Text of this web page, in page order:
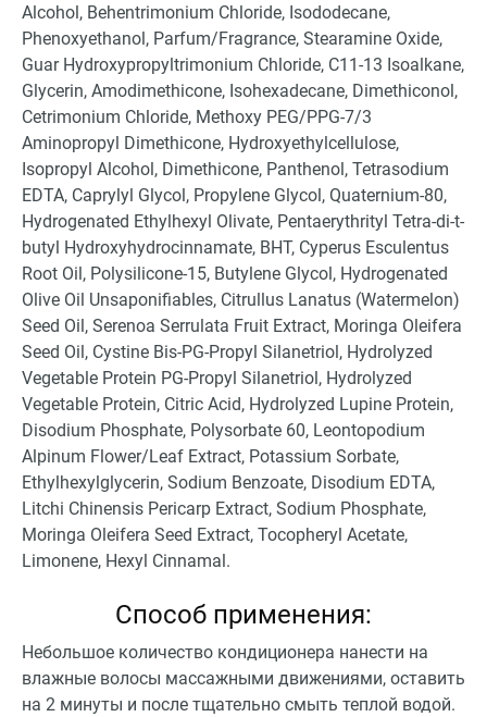
Alcohol, Behentrimonium Chloride, Isododecane,
Phenoxyethanol, Parfum/Fragrance, Stearamine Oxide,
Guar Hydroxypropyltrimonium Chloride, C11-13 Isoalkane,
Glycerin, Amodimethicone, Isohexadecane, Dimethiconol,
Cetrimonium Chloride, Methoxy PEG/PPG-7/3
Aminopropyl Dimethicone, Hydroxyethylcellulose,
Isopropyl Alcohol, Dimethicone, Panthenol, Tetrasodium
EDTA, Caprylyl Glycol, Propylene Glycol, Quaternium-80,
Hydrogenated Ethylhexyl Olivate, Pentaerythrityl Tetra-di-t-
butyl Hydroxyhydrocinnamate, BHT, Cyperus Esculentus
Root Oil, Polysilicone-15, Butylene Glycol, Hydrogenated
Olive Oil Unsaponifiables, Citrullus Lanatus (Watermelon)
Seed Oil, Serenoa Serrulata Fruit Extract, Moringa Oleifera
Seed Oil, Cystine Bis-PG-Propyl Silanetriol, Hydrolyzed
Vegetable Protein PG-Propyl Silanetriol, Hydrolyzed
Vegetable Protein, Citric Acid, Hydrolyzed Lupine Protein,
Disodium Phosphate, Polysorbate 60, Leontopodium
Alpinum Flower/Leaf Extract, Potassium Sorbate,
Ethylhexylglycerin, Sodium Benzoate, Disodium EDTA,
Litchi Chinensis Pericarp Extract, Sodium Phosphate,
Moringa Oleifera Seed Extract, Tocopheryl Acetate,
Limonene, Hexyl Cinnamal.
Способ применения:
Небольшое количество кондиционера нанести на
влажные волосы массажными движениями, оставить
на 2 минуты и после тщательно смыть теплой водой.